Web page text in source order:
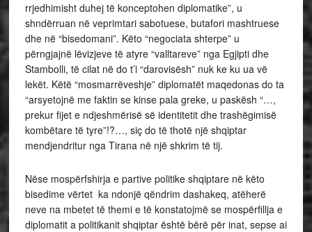
rrjedhimisht duhej të konceptohen diplomatike”, u
shndërruan në veprimtari sabotuese, butafori mashtruese
dhe në “bisedomani”. Këto “negociata shterpe” u
përngjajnë lëvizjeve të atyre “valltareve” nga Egjipti dhe
Stambolli, të cilat në do t’i “darovisësh” nuk ke ku ua vë
lekët. Këtë “mosmarrëveshje” diplomatët maqedonas do ta
“arsyetojnë me faktin se kinse pala greke, u paskësh “…,
prekur fijet e ndjeshmërisë së identitetit dhe trashëgimisë
kombëtare të tyre”!?…, siç do të thotë një shqiptar
mendjendritur nga Tirana në një shkrim të tij.
Nëse mospërfshirja e partive politike shqiptare në këto
bisedime vërtet ka ndonjë qëndrim dashakeq, atëherë
neve na mbetet të themi e të konstatojmë se mospërfillja e
diplomatit a politikanit shqiptar është bërë për inat, sepse ai